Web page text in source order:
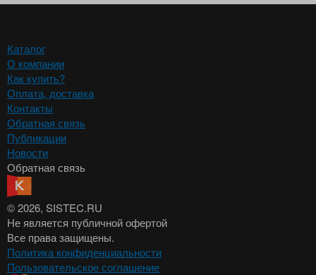
Каталог
О компании
Как купить?
Оплата, доставка
Контакты
Обратная связь
Публикации
Новости
Обратная связь
© 2026, SISTEC.RU
Не является публичной офертой
Все права защищены.
Политика конфиденциальности
Пользовательское соглашение